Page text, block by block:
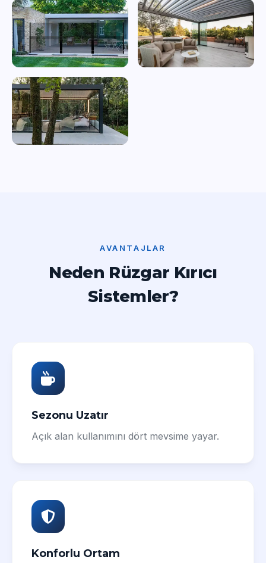
AVANTAJLAR
Neden Rüzgar Kırıcı
Sistemler?
Sezonu Uzatır
Açık alan kullanımını dört mevsime yayar.
Konforlu Ortam